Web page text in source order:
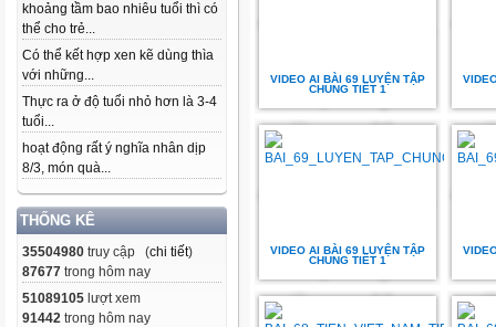
khoảng tầm bao nhiêu tuổi thì có
thể cho trẻ...
Có thể kết hợp xen kẽ dùng thìa
với những...
Thực ra ở độ tuổi nhỏ hơn là 3-4
tuổi...
hoạt động rất ý nghĩa nhân dịp
8/3, món quà...
THỐNG KÊ
35504980 truy cập (chi tiết)
87677 trong hôm nay
51089105 lượt xem
91442 trong hôm nay
VIDEO AI BÀI 69 LUYỆN TẬP
CHUNG TIẾT 1
VIDEO AI BÀI 69 LUYỆN TẬP
CHUNG TIẾT 1